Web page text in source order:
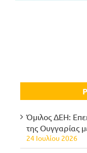
Όμιλος ΔΕΗ:
της Ουγγαρίας
24 Ιουλίου 2026